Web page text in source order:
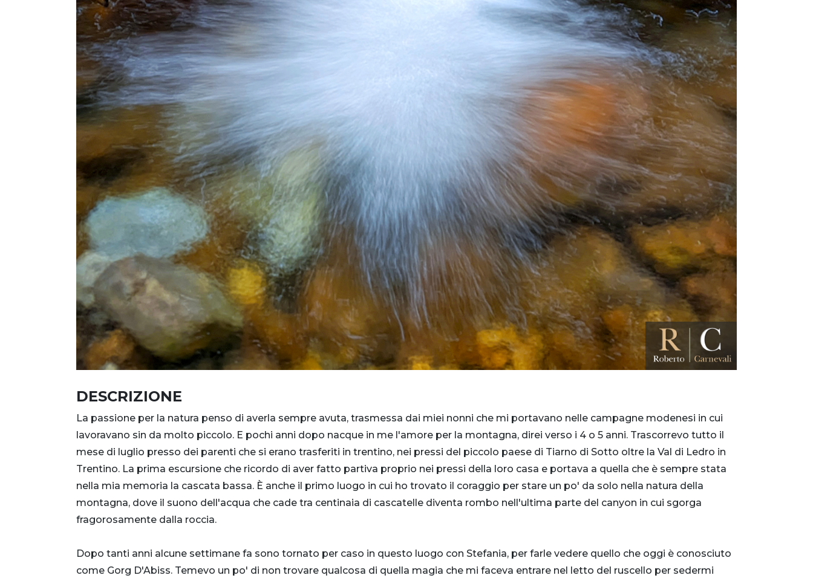
DESCRIZIONE
La passione per la natura penso di averla sempre avuta, trasmessa dai miei nonni che mi portavano nelle campagne modenesi in cui
lavoravano sin da molto piccolo. E pochi anni dopo nacque in me l'amore per la montagna, direi verso i 4 o 5 anni. Trascorrevo tutto il
mese di luglio presso dei parenti che si erano trasferiti in trentino, nei pressi del piccolo paese di Tiarno di Sotto oltre la Val di Ledro in
Trentino. La prima escursione che ricordo di aver fatto partiva proprio nei pressi della loro casa e portava a quella che è sempre stata
nella mia memoria la cascata bassa. È anche il primo luogo in cui ho trovato il coraggio per stare un po' da solo nella natura della
montagna, dove il suono dell'acqua che cade tra centinaia di cascatelle diventa rombo nell'ultima parte del canyon in cui sgorga
fragorosamente dalla roccia.
Dopo tanti anni alcune settimane fa sono tornato per caso in questo luogo con Stefania, per farle vedere quello che oggi è conosciuto
come Gorg D'Abiss. Temevo un po' di non trovare qualcosa di quella magia che mi faceva entrare nel letto del ruscello per sedermi